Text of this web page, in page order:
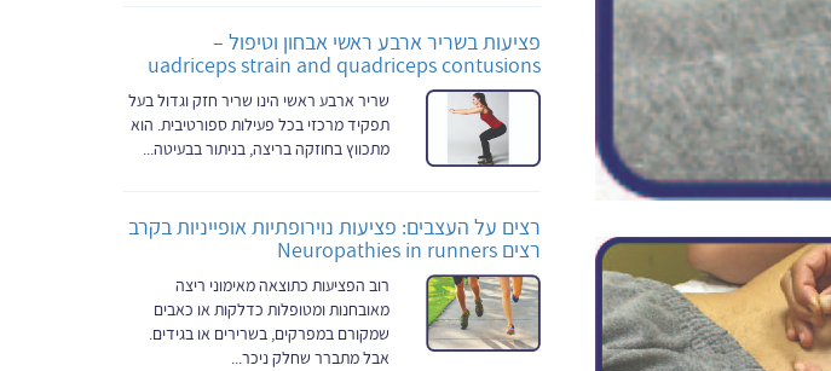
פציעות בשריר ארבע ראשי אבחון וטיפול –
uadriceps strain and quadriceps contusions
שריר ארבע ראשי הינו שריר חזק וגדול בעל
תפקיד מרכזי בכל פעילות ספורטיבית. הוא
מתכווץ בחוזקה בריצה, בניתור בבעיטה...
רצים על העצבים: פציעות נוירופתיות אופייניות בקרב
רצים Neuropathies in runners
רוב הפציעות כתוצאה מאימוני ריצה
מאובחנות ומטופלות כדלקות או כאבים
שמקורם במפרקים, בשרירים או בגידים.
אבל מתברר שחלק ניכר...